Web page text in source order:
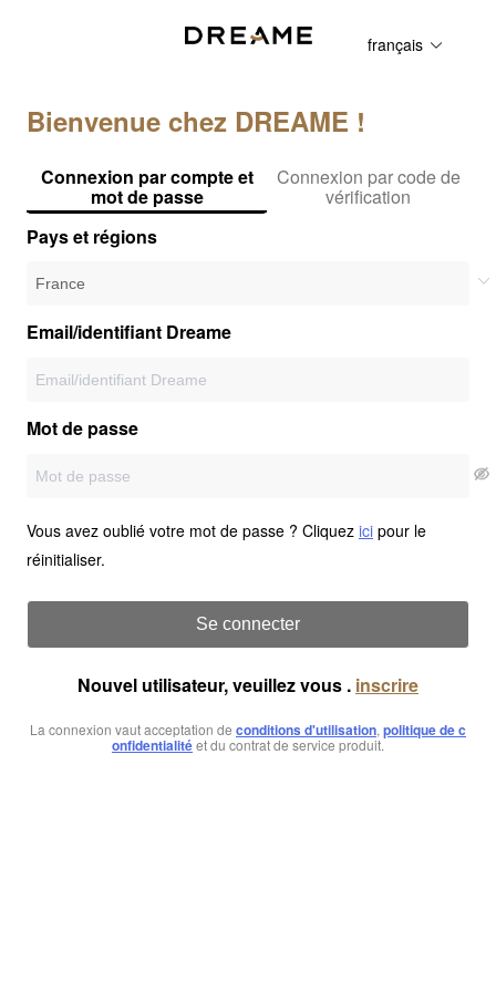
français
Bienvenue chez DREAME !
Connexion par compte et
mot de passe
Connexion par code de
vérification
Pays et régions
Email/identifiant Dreame
Mot de passe
Vous avez oublié votre mot de passe ? Cliquez ici pour le
réinitialiser.
Se connecter
Nouvel utilisateur, veuillez vous . inscrire
La connexion vaut acceptation de conditions d'utilisation, politique de c
onfidentialitéet du contrat de service produit.